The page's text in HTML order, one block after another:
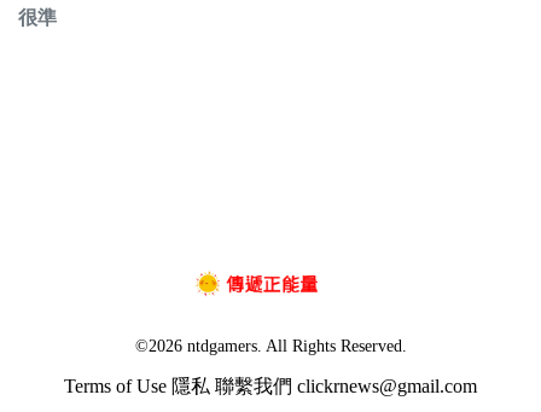
很準
©2026 ntdgamers. All Rights Reserved.
Terms of Use 隱私 聯繫我們 clickrnews@gmail.com